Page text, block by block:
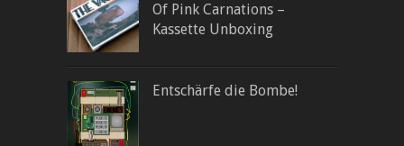
Of Pink Carnations –
Kassette Unboxing
Entschärfe die Bombe!